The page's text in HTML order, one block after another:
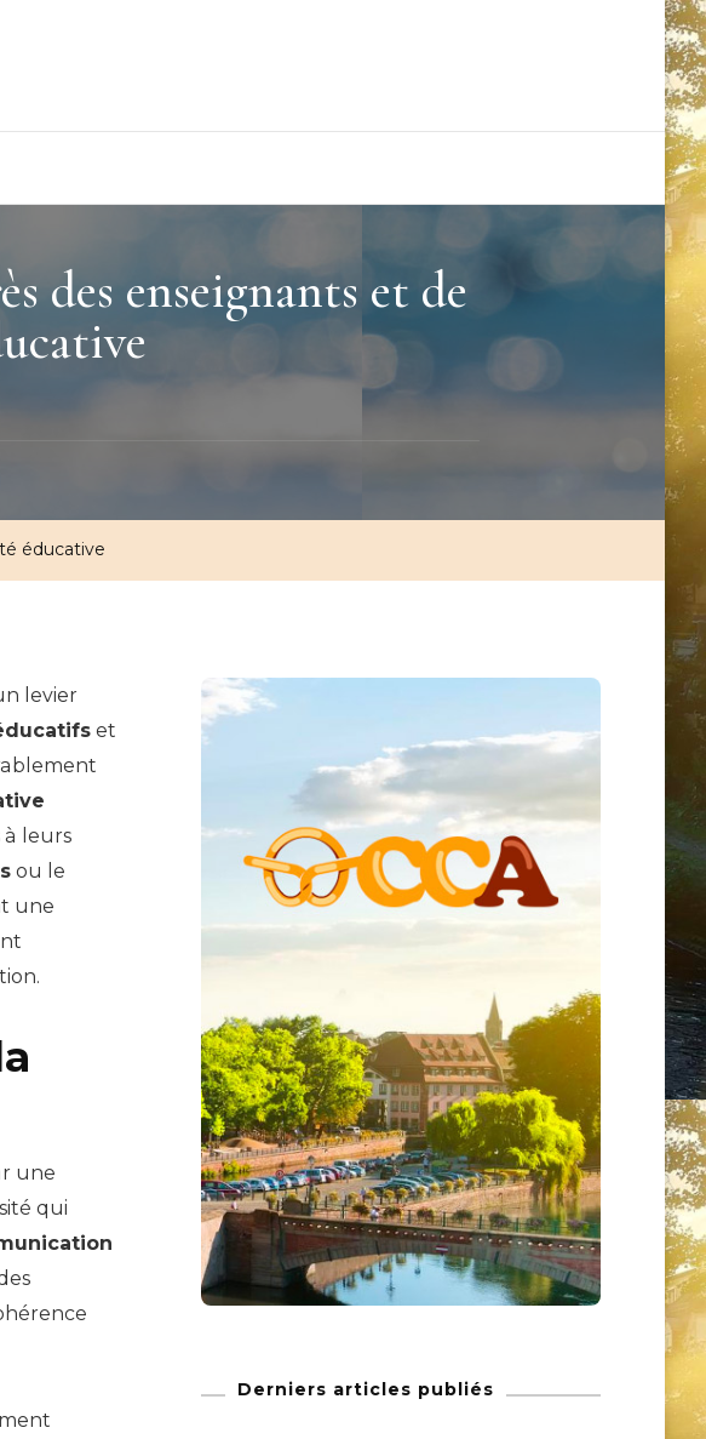
des enseignants et de
éducative
levier
et
à leurs
ou le
une
une
qui
Derniers articles publiés